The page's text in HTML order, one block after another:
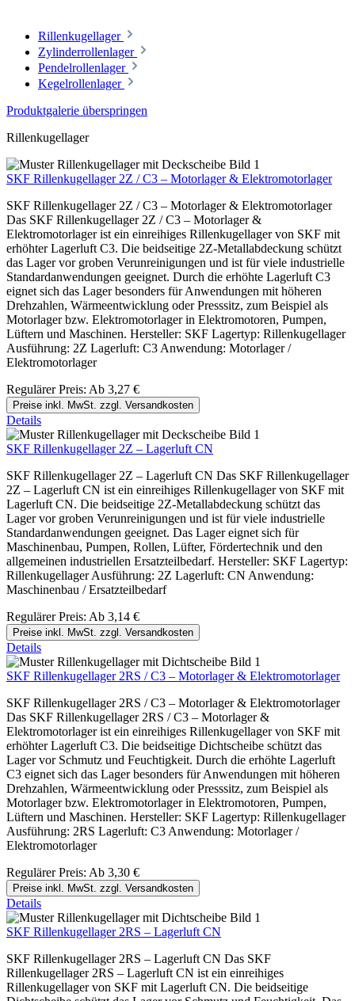
Rillenkugellager
Zylinderrollenlager
Pendelrollenlager
Kegelrollenlager
Produktgalerie überspringen
Rillenkugellager
SKF Rillenkugellager 2Z / C3 – Motorlager & Elektromotorlager
SKF Rillenkugellager 2Z / C3 – Motorlager & Elektromotorlager
Das SKF Rillenkugellager 2Z / C3 – Motorlager &
Elektromotorlager ist ein einreihiges Rillenkugellager von SKF mit
erhöhter Lagerluft C3. Die beidseitige 2Z-Metallabdeckung schützt
das Lager vor groben Verunreinigungen und ist für viele industrielle
Standardanwendungen geeignet. Durch die erhöhte Lagerluft C3
eignet sich das Lager besonders für Anwendungen mit höheren
Drehzahlen, Wärmeentwicklung oder Presssitz, zum Beispiel als
Motorlager bzw. Elektromotorlager in Elektromotoren, Pumpen,
Lüftern und Maschinen. Hersteller: SKF Lagertyp: Rillenkugellager
Ausführung: 2Z Lagerluft: C3 Anwendung: Motorlager /
Elektromotorlager
Regulärer Preis: Ab 3,27 €
Preise inkl. MwSt. zzgl. Versandkosten
Details
SKF Rillenkugellager 2Z – Lagerluft CN
SKF Rillenkugellager 2Z – Lagerluft CN Das SKF Rillenkugellager
2Z – Lagerluft CN ist ein einreihiges Rillenkugellager von SKF mit
Lagerluft CN. Die beidseitige 2Z-Metallabdeckung schützt das
Lager vor groben Verunreinigungen und ist für viele industrielle
Standardanwendungen geeignet. Das Lager eignet sich für
Maschinenbau, Pumpen, Rollen, Lüfter, Fördertechnik und den
allgemeinen industriellen Ersatzteilbedarf. Hersteller: SKF Lagertyp:
Rillenkugellager Ausführung: 2Z Lagerluft: CN Anwendung:
Maschinenbau / Ersatzteilbedarf
Regulärer Preis: Ab 3,14 €
Preise inkl. MwSt. zzgl. Versandkosten
Details
SKF Rillenkugellager 2RS / C3 – Motorlager & Elektromotorlager
SKF Rillenkugellager 2RS / C3 – Motorlager & Elektromotorlager
Das SKF Rillenkugellager 2RS / C3 – Motorlager &
Elektromotorlager ist ein einreihiges Rillenkugellager von SKF mit
erhöhter Lagerluft C3. Die beidseitige Dichtscheibe schützt das
Lager vor Schmutz und Feuchtigkeit. Durch die erhöhte Lagerluft
C3 eignet sich das Lager besonders für Anwendungen mit höheren
Drehzahlen, Wärmeentwicklung oder Presssitz, zum Beispiel als
Motorlager bzw. Elektromotorlager in Elektromotoren, Pumpen,
Lüftern und Maschinen. Hersteller: SKF Lagertyp: Rillenkugellager
Ausführung: 2RS Lagerluft: C3 Anwendung: Motorlager /
Elektromotorlager
Regulärer Preis: Ab 3,30 €
Preise inkl. MwSt. zzgl. Versandkosten
Details
SKF Rillenkugellager 2RS – Lagerluft CN
SKF Rillenkugellager 2RS – Lagerluft CN Das SKF
Rillenkugellager 2RS – Lagerluft CN ist ein einreihiges
Rillenkugellager von SKF mit Lagerluft CN. Die beidseitige